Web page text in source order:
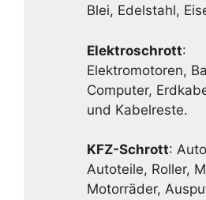
Blei, Edelstahl,
Elektroschrott:
Elektromotoren,
Computer,
und Kabelreste.
KFZ-Schrott:
Autoteile, Roller,
Motorräder,